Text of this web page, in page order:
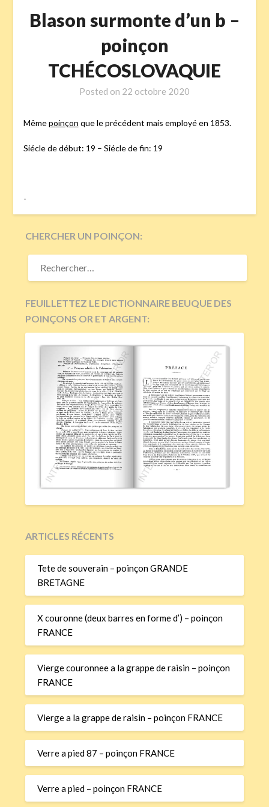
Blason surmonte d’un b –
poinçon
TCHÉCOSLOVAQUIE
Posted on 22 octobre 2020
Mêmepoinçon que le précédent mais employé en 1853.
Siécle de début: 19 – Siécle de fin: 19
-
CHERCHER UN POINÇON:
RECHERCHER :
FEUILLETTEZ LE DICTIONNAIRE BEUQUE DES
POINÇONS OR ET ARGENT:
ARTICLES RÉCENTS
Tete de souverain – poinçon GRANDE
BRETAGNE
X couronne (deux barres en forme d’) – poinçon
FRANCE
Vierge couronnee a la grappe de raisin – poinçon
FRANCE
Vierge a la grappe de raisin – poinçon FRANCE
Verre a pied 87 – poinçon FRANCE
Verre a pied – poinçon FRANCE